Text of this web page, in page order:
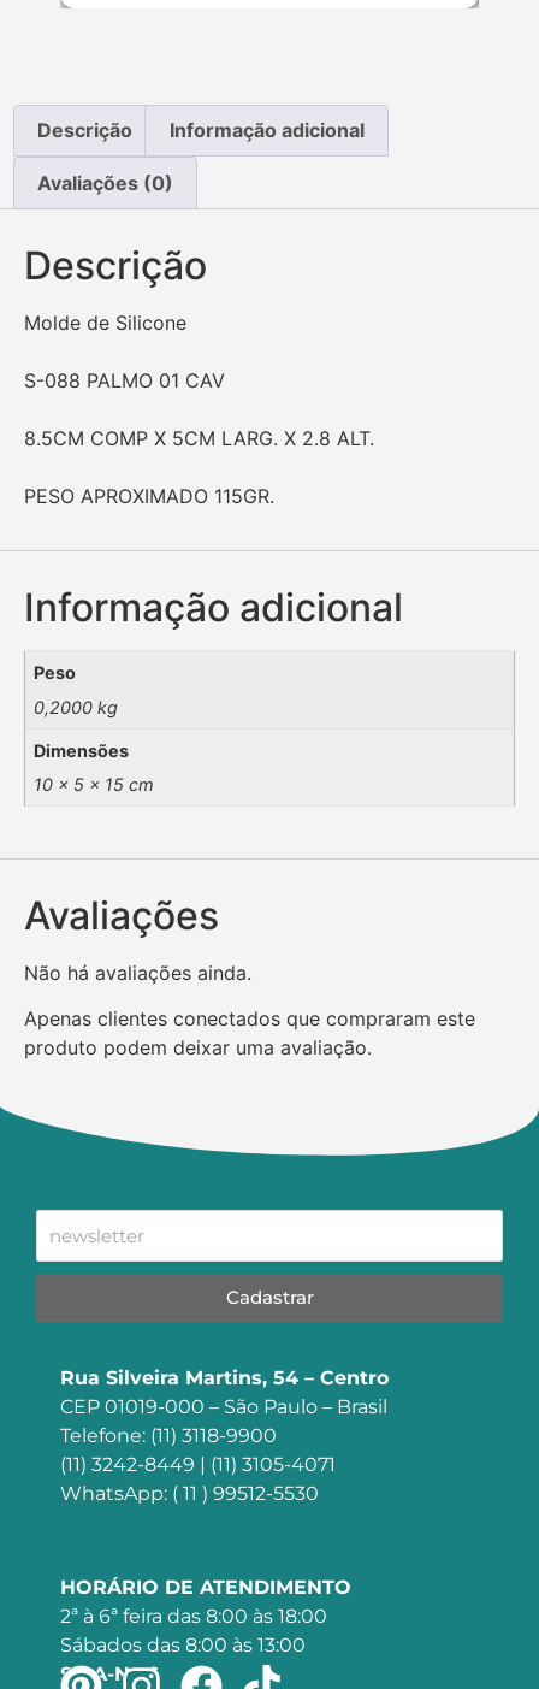
Descrição Informação adicional
Avaliações (0)
Descrição
Molde de Silicone
S-088 PALMO 01 CAV
8.5CM COMP X 5CM LARG. X 2.8 ALT.
PESO APROXIMADO 115GR.
Informação adicional
Peso
0,2000 kg
Dimensões
10 × 5 × 15 cm
Avaliações
Não há avaliações ainda.
Apenas clientes conectados que compraram este
produto podem deixar uma avaliação.
Cadastrar
Rua Silveira Martins, 54 – Centro
CEP 01019-000 – São Paulo – Brasil
Telefone: (11) 3118-9900
(11) 3242-8449 | (11) 3105-4071
WhatsApp: ( 11 ) 99512-5530
HORÁRIO DE ATENDIMENTO
2ª à 6ª feira das 8:00 às 18:00
Sábados das 8:00 às 13:00
SIGA-NOS